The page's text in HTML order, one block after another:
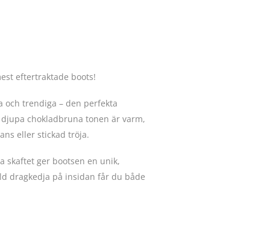
eftertraktade boots!
och trendiga – den perfekta
chokladbruna tonen är varm,
eller stickad tröja.
skaftet ger bootsen en unik,
dragkedja på insidan får du både